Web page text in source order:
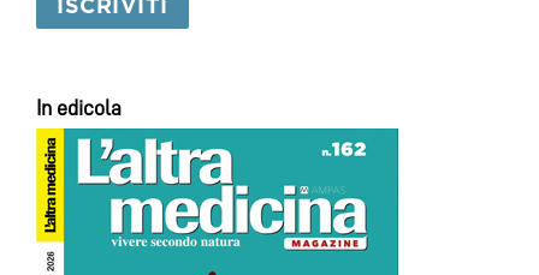
In edicola